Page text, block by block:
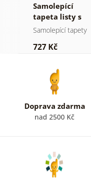
Samolepící
tapeta listy s
pastelovým
Samolepící tapety
727 Kč
Doprava zdarma
nad 2500 Kč